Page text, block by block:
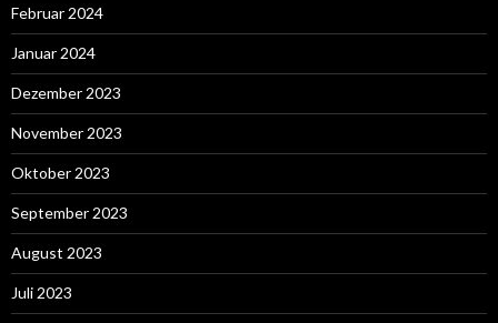
Februar 2024
Januar 2024
Dezember 2023
November 2023
Oktober 2023
September 2023
August 2023
Juli 2023